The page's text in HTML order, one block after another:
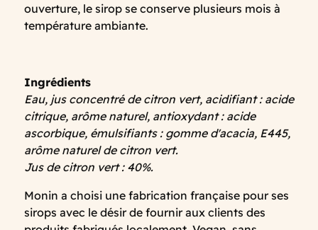
ouverture, le sirop se conserve plusieurs mois à
température ambiante.
Ingrédients
Eau, jus concentré de citron vert, acidifiant : acide
citrique, arôme naturel, antioxydant : acide
ascorbique, émulsifiants : gomme d'acacia, E445,
arôme naturel de citron vert.
Jus de citron vert : 40%.
Monin a choisi une fabrication française pour ses
sirops avec le désir de fournir aux clients des